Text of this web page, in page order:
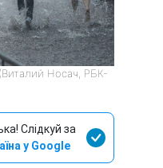
Носач, РБК-
Слідкуй за
у Google